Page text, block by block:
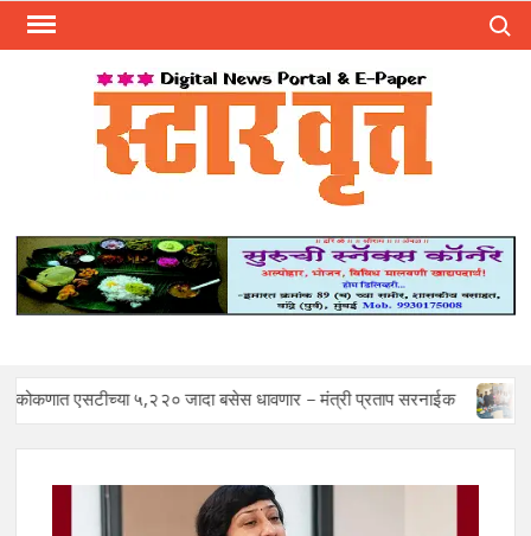
Skip
५,२२० जादा बसेस धावणार – मंत्री प्रताप सरनाईक Mohan